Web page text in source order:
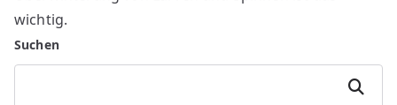
wichtig.
Suchen
Suchen